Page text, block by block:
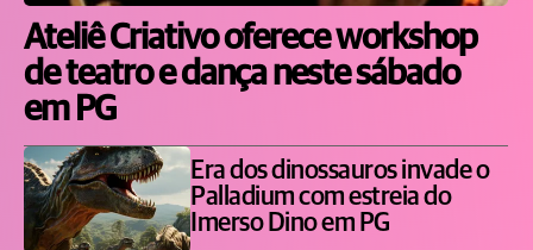
Ateliê Criativo oferece workshop
de teatro e dança neste sábado
em PG
Era dos dinossauros invade o
Palladium com estreia do
Imerso Dino em PG